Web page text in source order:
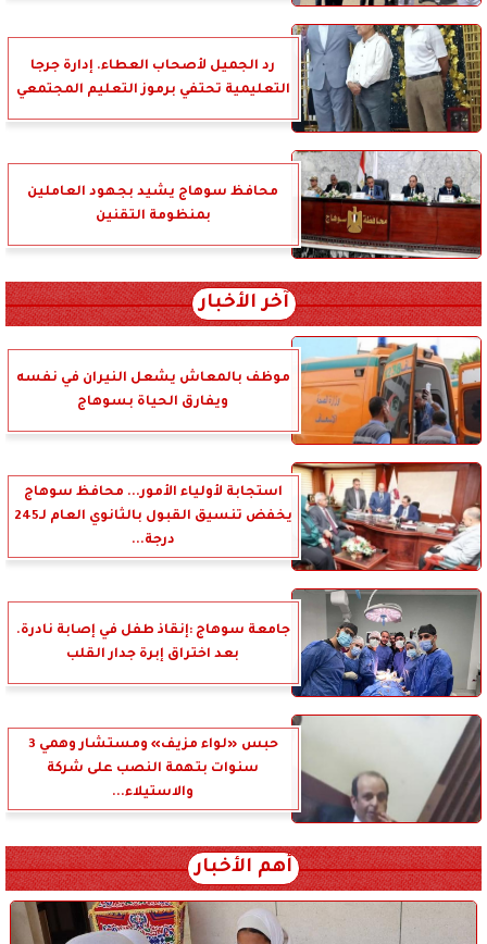
رد الجميل لأصحاب العطاء. إدارة جرجا
التعليمية تحتفي برموز التعليم المجتمعي
محافظ سوهاج يشيد بجهود العاملين
بمنظومة التقنين
آخر الأخبار
موظف بالمعاش يشعل النيران في نفسه
ويفارق الحياة بسوهاج
استجابة لأولياء الأمور... محافظ سوهاج
يخفض تنسيق القبول بالثانوي العام لـ245
درجة...
جامعة سوهاج :إنقاذ طفل في إصابة نادرة.
بعد اختراق إبرة جدار القلب
حبس «لواء مزيف» ومستشار وهمي 3
سنوات بتهمة النصب على شركة
والاستيلاء...
أهم الأخبار